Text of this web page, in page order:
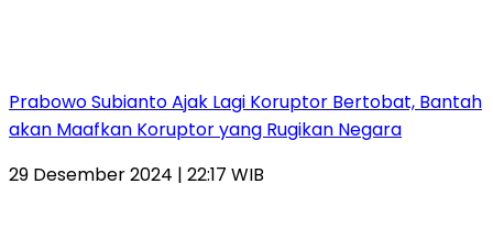
Prabowo Subianto Ajak Lagi Koruptor Bertobat, Bantah
akan Maafkan Koruptor yang Rugikan Negara
29 Desember 2024 | 22:17 WIB